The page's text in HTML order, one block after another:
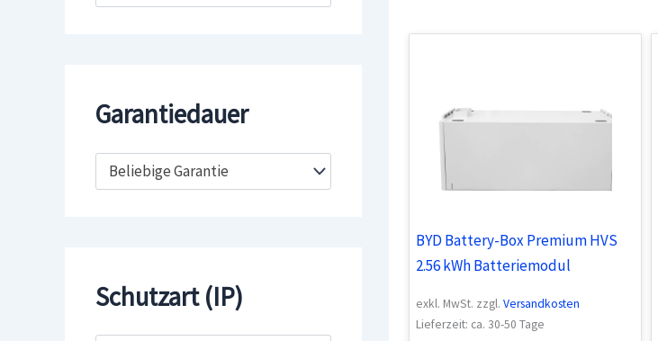
Garantiedauer
Beliebige Garantie
Schutzart (IP)
BYD Battery-Box Premium HVS
2.56 kWh Batteriemodul
exkl. MwSt. zzgl.Versandkosten
Lieferzeit: ca. 30-50 Tage